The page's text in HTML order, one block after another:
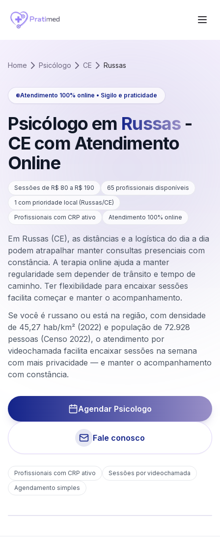
Home Psicólogo CE Russas
Atendimento 100% online • Sigilo e praticidade
Psicólogo em Russas -
CE com Atendimento
Online
Sessões de R$ 80 a R$ 190 65 profissionais disponíveis
1 com prioridade local (Russas/CE)
Profissionais com CRP ativo
Atendimento 100% online
Em Russas (CE), as distâncias e a logística do dia a dia
podem atrapalhar manter consultas presenciais com
constância. A terapia online ajuda a manter
regularidade sem depender de trânsito e tempo de
caminho. Ter flexibilidade para encaixar sessões
facilita começar e manter o acompanhamento.
Se você é russano ou está na região, com densidade
de 45,27 hab/km² (2022) e população de 72.928
pessoas (Censo 2022), o atendimento por
videochamada facilita encaixar sessões na semana
com mais privacidade — e manter o acompanhamento
com constância.
Agendar Psicologo
Fale conosco
Profissionais com CRP ativo
Sessões por videochamada
Agendamento simples